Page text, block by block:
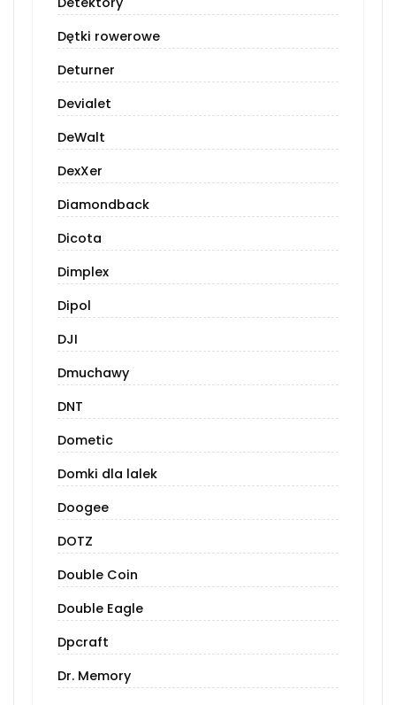
Dętki rowerowe
Deturner
Devialet
DeWalt
DexXer
Diamondback
Dicota
Dimplex
Dipol
DJI
Dmuchawy
DNT
Dometic
Domki dla lalek
Doogee
DOTZ
Double Coin
Double Eagle
Dpcraft
Dr. Memory